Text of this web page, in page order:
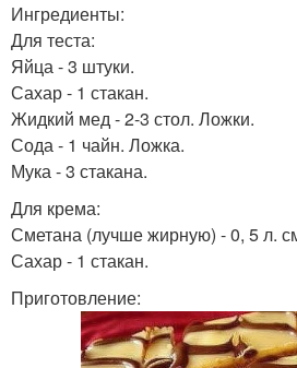
Ингредиенты:
Для теста:
Яйца - 3 штуки.
Сахар - 1 стакан.
Жидкий мед - 2-3 стол. Ложки.
Сода - 1 чайн. Ложка.
Мука - 3 стакана.
Для крема:
Сметана (лучше жирную) - 0, 5 л.
Сахар - 1 стакан.
Приготовление: